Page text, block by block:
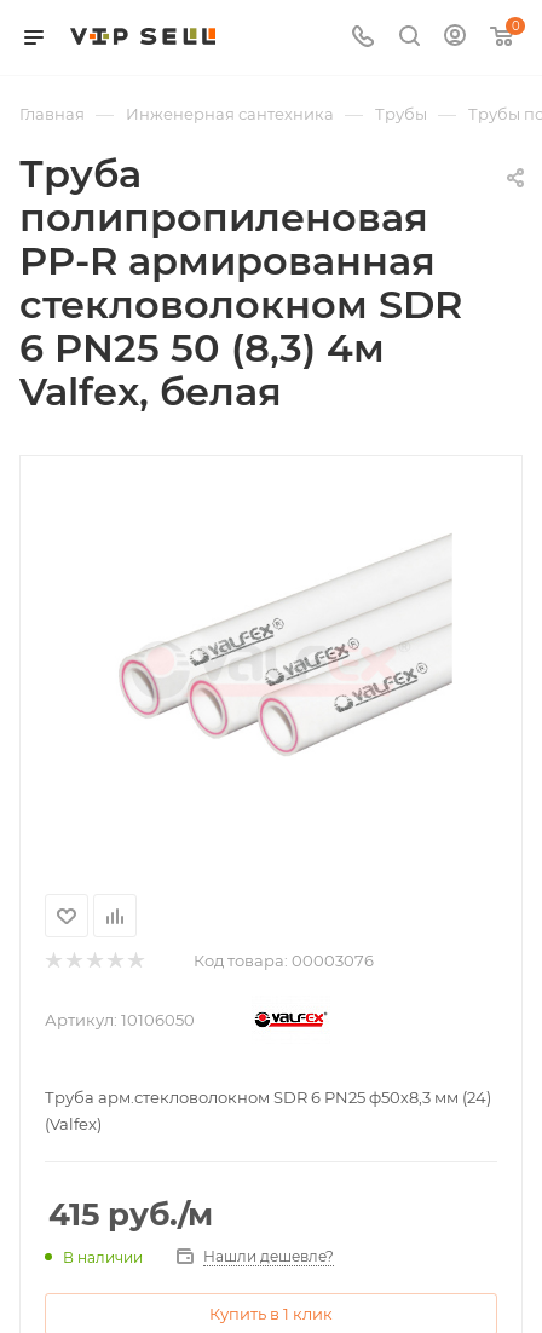
0
Главная — Инженерная сантехника — Трубы — Трубы
Труба
полипропиленовая
PP-R армированная
стекловолокном SDR
6 PN25 50 (8,3) 4м
Valfex, белая
Код товара: 00003076
Артикул: 10106050
Труба арм.стекловолокном SDR 6 PN25 ф50х8,3 мм (24)
(Valfex)
415 руб./м
В наличии Нашли дешевле?
Купить в 1 клик